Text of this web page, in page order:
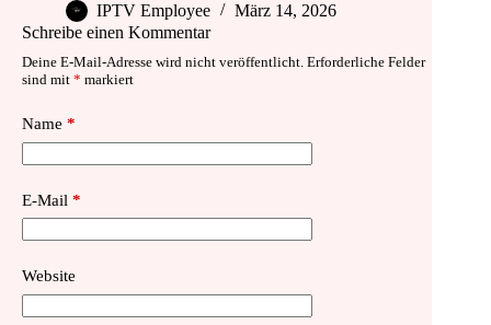
IPTV Employee
März 14, 2026
Schreibe einen Kommentar
Deine E-Mail-Adresse wird nicht veröffentlicht. Erforderliche Felder
sind mit * markiert
Name *
E-Mail *
Website